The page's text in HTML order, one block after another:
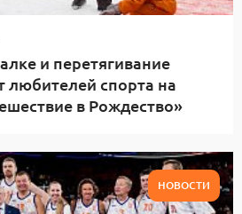
и перетягивание
любителей спорта на
в Рождество»
НОВОСТИ